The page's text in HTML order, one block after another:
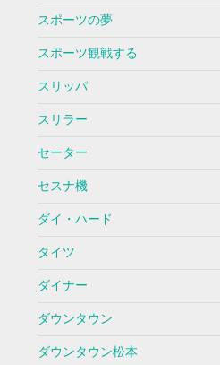
スポーツの夢
スポーツ観戦する
スリッパ
スリラー
セーター
セスナ機
ダイ・ハード
タイツ
ダイナー
ダウンタウン
ダウンタウン松本